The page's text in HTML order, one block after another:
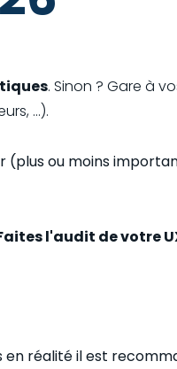
. Sinon ? Gare à
...).
(plus ou moins
l'audit de votre
en réalité il est